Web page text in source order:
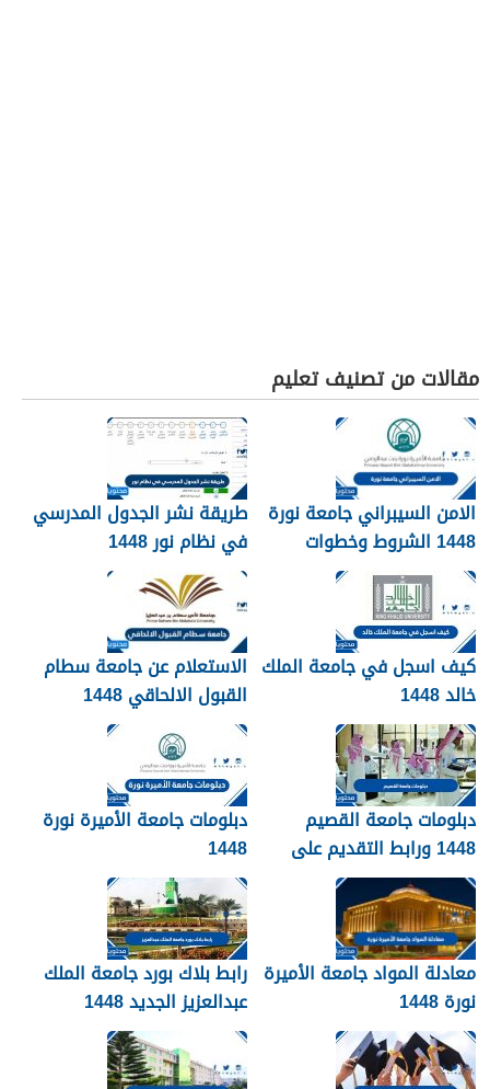
مقالات من تصنيف تعليم
الامن السيبراني جامعة نورة
1448 الشروط وخطوات
التقديم
طريقة نشر الجدول المدرسي
في نظام نور 1448
كيف اسجل في جامعة الملك
خالد 1448
الاستعلام عن جامعة سطام
القبول الالحاقي 1448
دبلومات جامعة القصيم
1448 ورابط التقديم على
دبلومات جامعة القصيم
qudcss.com
دبلومات جامعة الأميرة نورة
1448
معادلة المواد جامعة الأميرة
نورة 1448
رابط بلاك بورد جامعة الملك
عبدالعزيز الجديد 1448
blackboard kau